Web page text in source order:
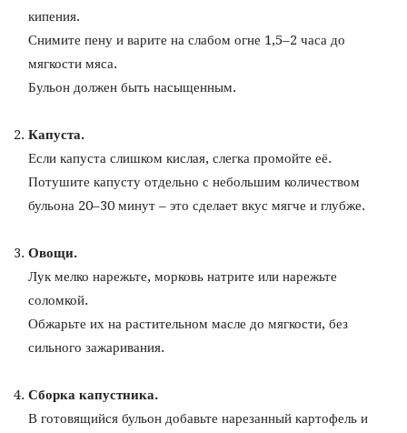
кипения.
Снимите пену и варите на слабом огне 1,5–2 часа до
мягкости мяса.
Бульон должен быть насыщенным.
Капуста.
Если капуста слишком кислая, слегка промойте её.
Потушите капусту отдельно с небольшим количеством
бульона 20–30 минут – это сделает вкус мягче и глубже.
Овощи.
Лук мелко нарежьте, морковь натрите или нарежьте
соломкой.
Обжарьте их на растительном масле до мягкости, без
сильного зажаривания.
Сборка капустника.
В готовящийся бульон добавьте нарезанный картофель и